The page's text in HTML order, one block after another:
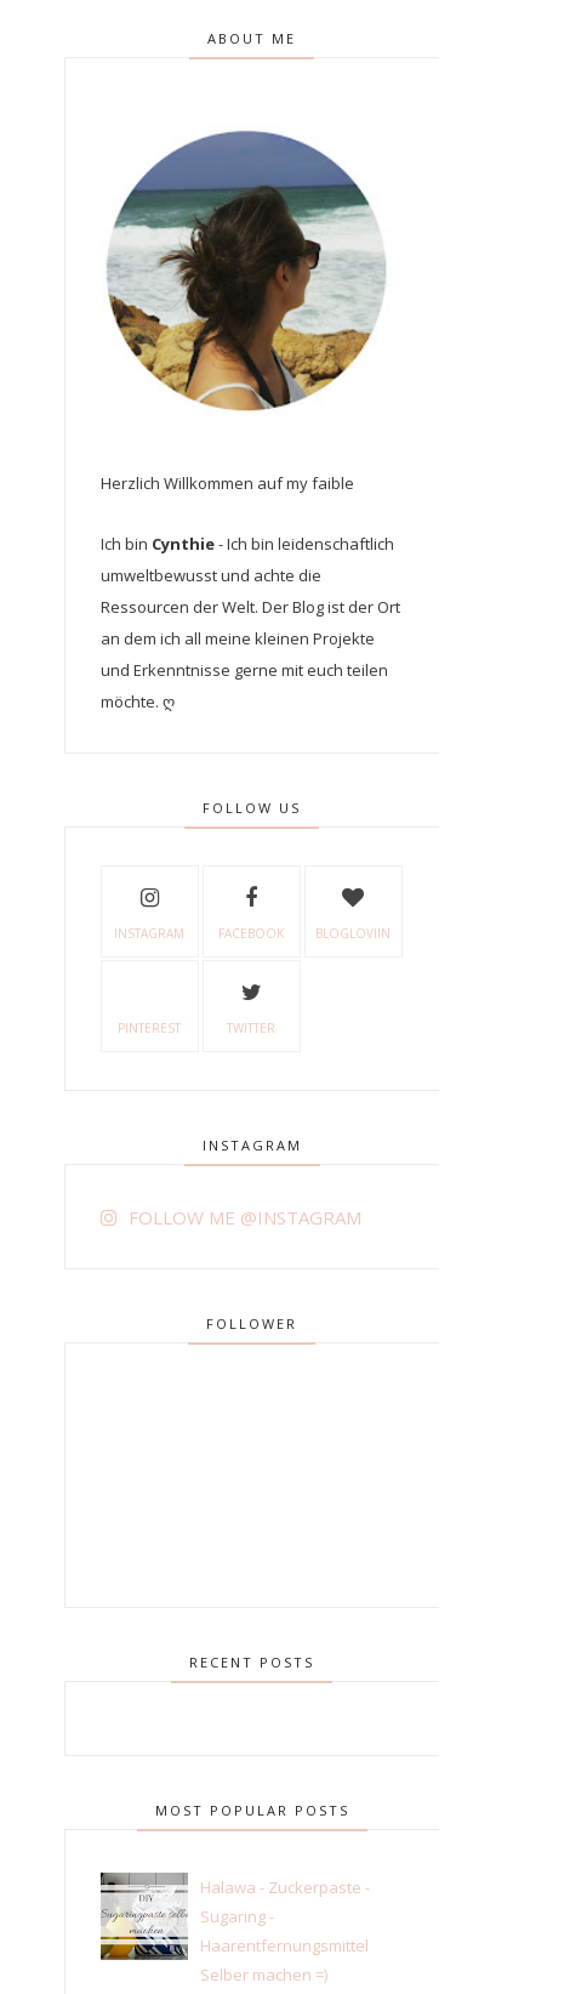
ABOUT ME
Herzlich Willkommen auf my faible
Ich bin Cynthie- Ich bin leidenschaftlich
umweltbewusst und achte die
Ressourcen der Welt. Der Blog ist der Ort
an dem ich all meine kleinen Projekte
und Erkenntnisse gerne mit euch teilen
möchte. ღ
FOLLOW US
INSTAGRAM FACEBOOK BLOGLOVIIN
PINTEREST TWITTER
INSTAGRAM
FOLLOW ME @INSTAGRAM
FOLLOWER
RECENT POSTS
MOST POPULAR POSTS
Halawa - Zuckerpaste -
Sugaring -
Haarentfernungsmittel
Selber machen =)